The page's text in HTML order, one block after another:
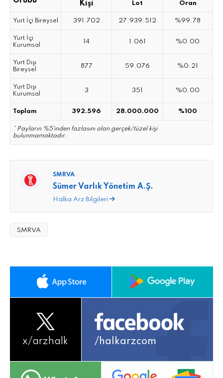
Kişi Lot Oran
Yurt İçi Bireysel 391.702 27.939.512 %99.78
Yurt İçi
Kurumsal
14 1.061 %0.00
Yurt Dışı
Bireysel
877 59.076 %0.21
Yurt Dışı
Kurumsal
3 351 %0.00
Toplam 392.596 28.000.000 %100
* Payların %5`inden fazlasını alan gerçek/tüzel kişi
bulunmamaktadır.
SMRVA
Sümer Varlık Yönetim A.Ş.
Halka Arz Bilgileri
SMRVA
x/arzhalk /halkarzcom